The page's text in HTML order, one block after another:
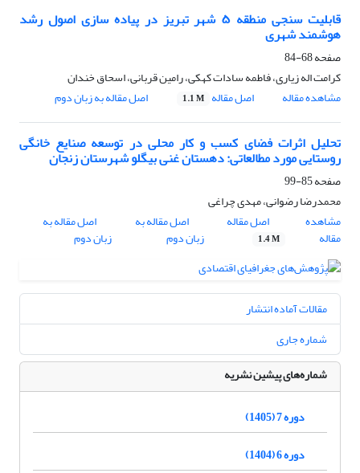
قابلیت سنجی منطقه ۵ شهر تبریز در پیاده سازی اصول رشد
هوشمند شهری
صفحه68-84
کرامت اله زیاری، فاطمه سادات کهکی، رامین قربانی، اسحاق خندان
مشاهده مقاله
اصل مقاله 1.1 M اصل مقاله به زبان دوم
تحلیل اثرات فضای کسب و کار محلی در توسعه صنایع خانگی
روستایی مورد مطالعاتی: دهستان غنی بیگلو شهرستان زنجان
صفحه85-99
محمدرضا رضوانی، مهدی چراغی
مشاهده
مقاله
اصل مقاله
1.4 M
اصل مقاله به
زبان دوم
اصل مقاله به
زبان دوم
مقالات آماده انتشار
شماره جاری
شماره‌های پیشین نشریه
دوره 7 (1405)
دوره 6 (1404)